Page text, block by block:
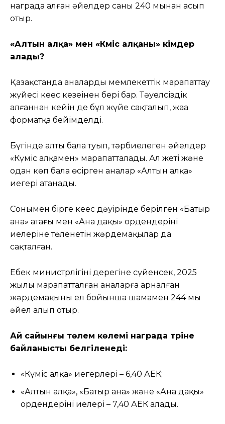
награда алған әйелдер саны 240 мыңнан асып
отыр.
«Алтын алқа» мен «Күміс алқаны» кімдер
алады?
Қазақстанда аналарды мемлекеттік марапаттау
жүйесі кеңес кезеңінен бері бар. Тәуелсіздік
алғаннан кейін де бұл жүйе сақталып, жаңа
форматқа бейімделді.
Бүгінде алты бала туып, тәрбиелеген әйелдер
«Күміс алқамен» марапатталады. Ал жеті және
одан көп бала өсірген аналар «Алтын алқа»
иегері атанады.
Сонымен бірге кеңес дәуірінде берілген «Батыр
ана» атағы мен «Ана даңқы» ордендерінің
иелеріне төленетін жәрдемақылар да
сақталған.
Еңбек министрлігінің дерегіне сүйенсек, 2025
жылы марапатталған аналарға арналған
жәрдемақыны ел бойынша шамамен 244 мың
әйел алып отыр.
Ай сайынғы төлем көлемі награда түріне
байланысты белгіленеді:
«Күміс алқа» иегерлері – 6,40 АЕК;
«Алтын алқа», «Батыр ана» және «Ана даңқы»
ордендерінің иелері – 7,40 АЕК алады.